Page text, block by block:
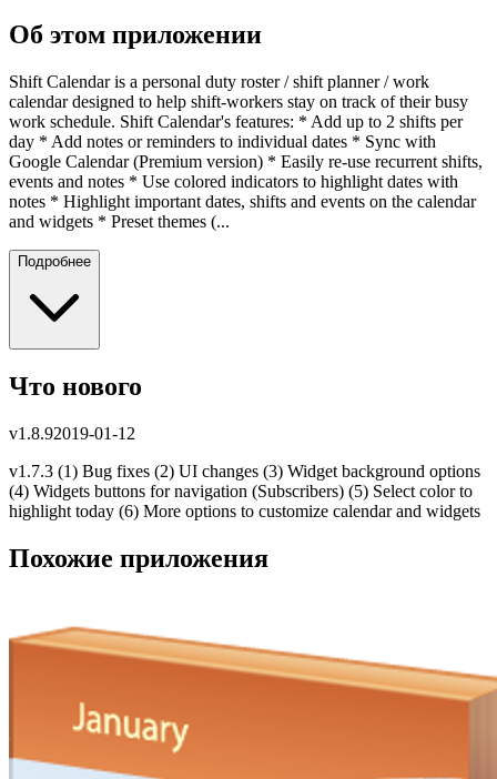
Об этом приложении
Shift Calendar is a personal duty roster / shift planner / work
calendar designed to help shift-workers stay on track of their busy
work schedule. Shift Calendar's features: * Add up to 2 shifts per
day * Add notes or reminders to individual dates * Sync with
Google Calendar (Premium version) * Easily re-use recurrent shifts,
events and notes * Use colored indicators to highlight dates with
notes * Highlight important dates, shifts and events on the calendar
and widgets * Preset themes (...
Подробнее
Что нового
v1.8.92019-01-12
v1.7.3 (1) Bug fixes (2) UI changes (3) Widget background options
(4) Widgets buttons for navigation (Subscribers) (5) Select color to
highlight today (6) More options to customize calendar and widgets
Похожие приложения